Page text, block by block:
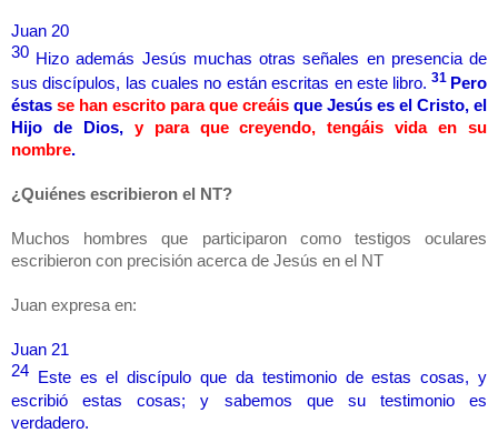
Juan 20
30 Hizo además Jesús muchas otras señales en presencia de
sus discípulos, las cuales no están escritas en este libro. 31 Pero
éstas se han escrito para que creáis que Jesús es el Cristo, el
Hijo de Dios, y para que creyendo, tengáis vida en su
nombre.
¿Quiénes escribieron el NT?
Muchos hombres que participaron como testigos oculares
escribieron con precisión acerca de Jesús en el NT
Juan expresa en:
Juan 21
24
Este es el discípulo que da testimonio de estas cosas, y
escribió estas cosas; y sabemos que su testimonio es
verdadero.